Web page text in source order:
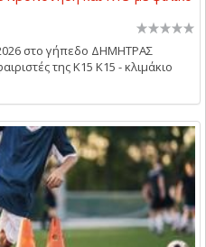
στο γήπεδο ΔΗΜΗΤΡΑΣ
της Κ15 Κ15 - κλιμάκιο